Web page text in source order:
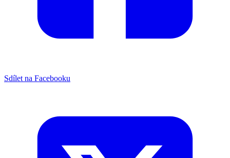
Sdílet na Facebooku